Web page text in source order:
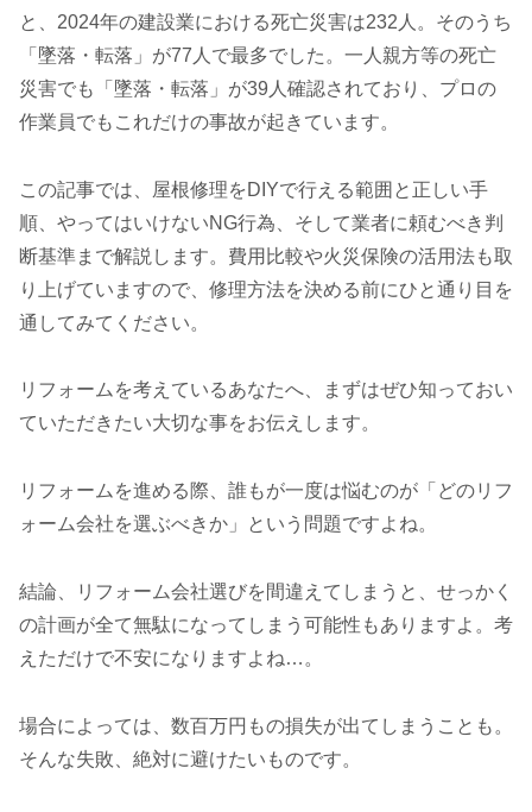
と、2024年の建設業における死亡災害は232人。そのうち
「墜落・転落」が77人で最多でした。一人親方等の死亡
災害でも「墜落・転落」が39人確認されており、プロの
作業員でもこれだけの事故が起きています。
この記事では、屋根修理をDIYで行える範囲と正しい手
順、やってはいけないNG行為、そして業者に頼むべき判
断基準まで解説します。費用比較や火災保険の活用法も取
り上げていますので、修理方法を決める前にひと通り目を
通してみてください。
リフォームを考えているあなたへ、まずはぜひ知っておい
ていただきたい大切な事をお伝えします。
リフォームを進める際、誰もが一度は悩むのが「どのリフ
ォーム会社を選ぶべきか」という問題ですよね。
結論、リフォーム会社選びを間違えてしまうと、せっかく
の計画が全て無駄になってしまう可能性もありますよ。考
えただけで不安になりますよね…。
場合によっては、数百万円もの損失が出てしまうことも。
そんな失敗、絶対に避けたいものです。